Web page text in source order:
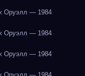
Оруэлл — 1984
Оруэлл — 1984
Оруэлл — 1984